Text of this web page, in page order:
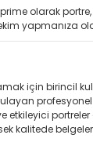
olarak
yapmanıza
için birincil
portreler
kalitede